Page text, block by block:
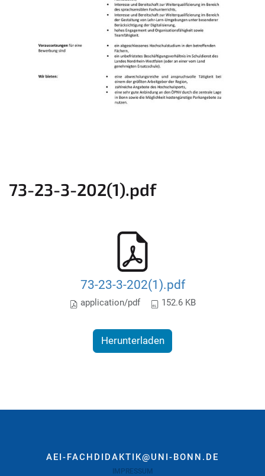
73-23-3-202(1).pdf
73-23-3-202(1).pdf
application/pdf 152.6 KB
Herunterladen
AEI-FACHDIDAKTIK@UNI-BONN.DE
IMPRESSUM